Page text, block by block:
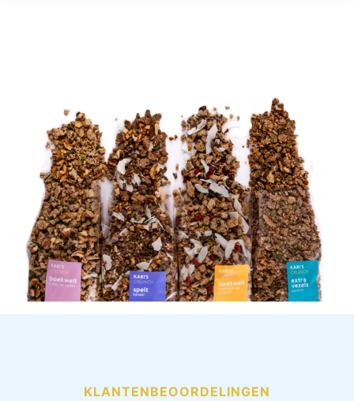
KLANTENBEOORDELINGEN